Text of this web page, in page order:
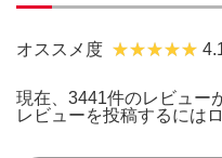
オススメ度
現在、3441件のレビュー
レビューを投稿するには